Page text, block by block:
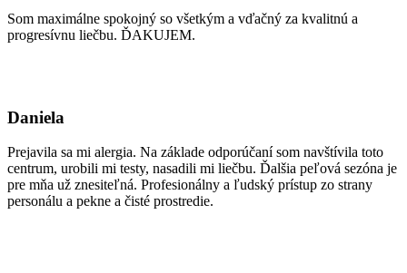
Som maximálne spokojný so všetkým a vďačný za kvalitnú a
progresívnu liečbu. ĎAKUJEM.
Daniela
Prejavila sa mi alergia. Na základe odporúčaní som navštívila toto
centrum, urobili mi testy, nasadili mi liečbu. Ďalšia peľová sezóna je
pre mňa už znesiteľná. Profesionálny a ľudský prístup zo strany
personálu a pekne a čisté prostredie.